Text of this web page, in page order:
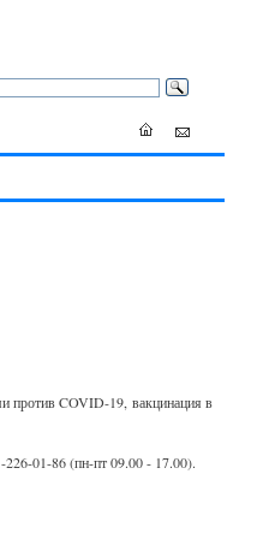
против COVID-19, вакцинация в
01-86 (пн-пт 09.00 - 17.00).